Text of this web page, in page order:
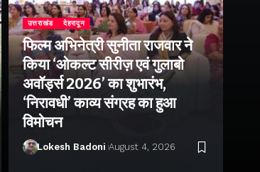
उत्तराखंड देहरादून
फिल्म अभिनेत्री सुनीता राजवार ने
किया ‘ओकल्ट सीरीज़ एवं गुलाबो
अवॉर्ड्स 2026’ का शुभारंभ,
‘निरावधी’ काव्य संग्रह का हुआ
विमोचन
Lokesh Badoni August 4, 2026